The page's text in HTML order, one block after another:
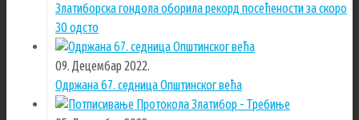
Златиборска гондола оборила рекорд посећености за скоро
30 одсто
09. Децембар 2022.
Одржана 67. седница Општинског већa